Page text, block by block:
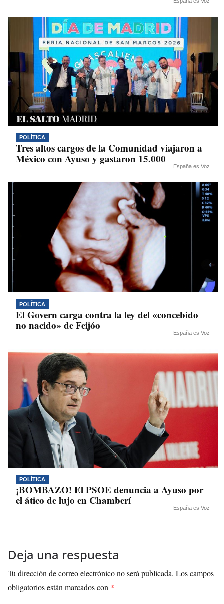
POLÍTICA
Tres altos cargos de la Comunidad viajaron a
México con Ayuso y gastaron 15.000
España es Voz
POLÍTICA
El Govern carga contra la ley del «concebido
no nacido» de Feijóo
España es Voz
POLÍTICA
¡BOMBAZO! El PSOE denuncia a Ayuso por
el ático de lujo en Chamberí
España es Voz
Deja una respuesta
Tu dirección de correo electrónico no será publicada. Los campos
obligatorios están marcados con *